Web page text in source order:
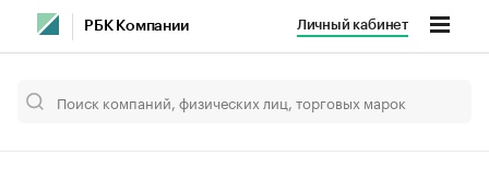
РБК Компании Личный кабинет